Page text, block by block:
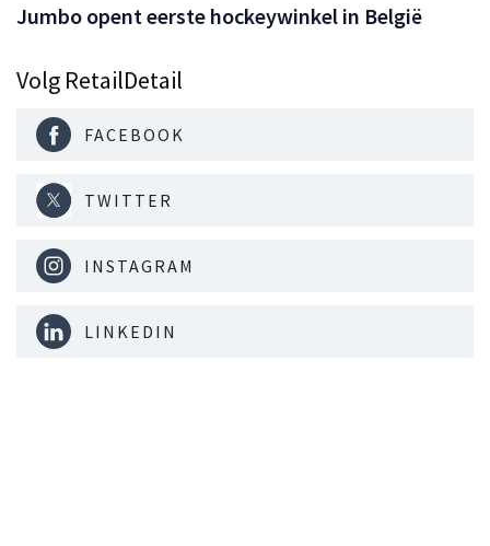
Jumbo opent eerste hockeywinkel in België
Volg RetailDetail
FACEBOOK
TWITTER
INSTAGRAM
LINKEDIN